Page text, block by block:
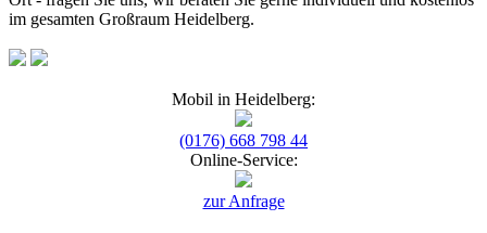
im gesamten Großraum Heidelberg.
Mobil in Heidelberg:
(0176) 668 798 44
Online-Service:
zur Anfrage